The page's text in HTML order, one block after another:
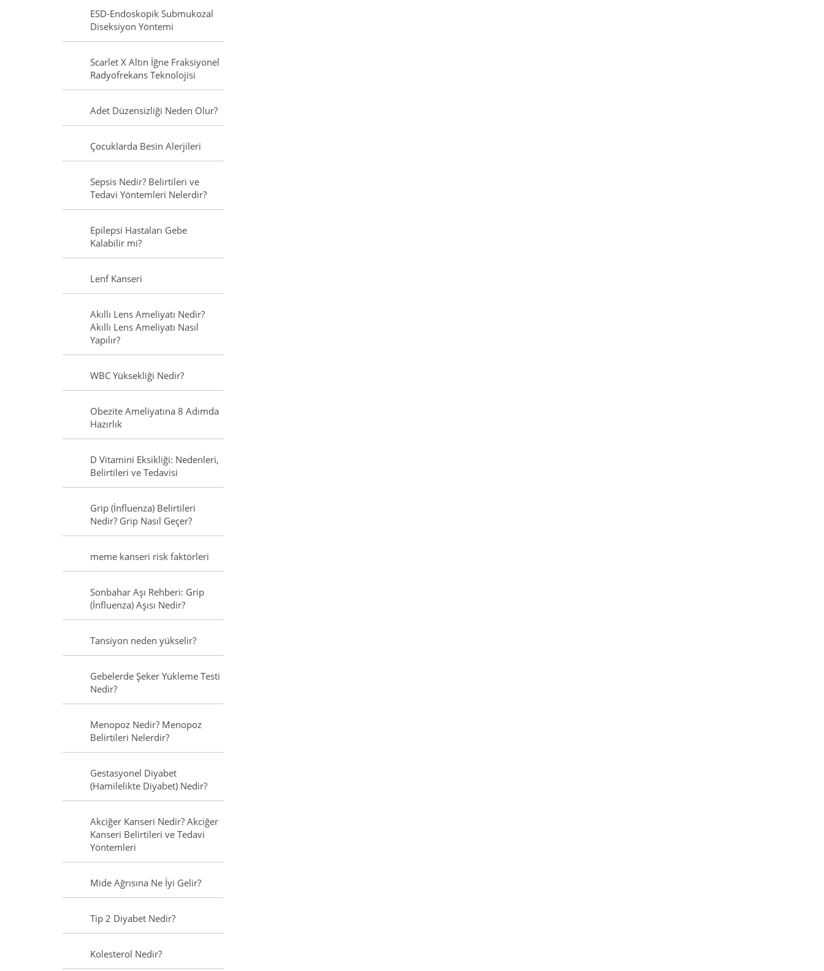
ESD-Endoskopik Submukozal
Diseksiyon Yöntemi
Scarlet X Altın İğne Fraksiyonel
Radyofrekans Teknolojisi
Adet Düzensizliği Neden Olur?
Çocuklarda Besin Alerjileri
Sepsis Nedir? Belirtileri ve
Tedavi Yöntemleri Nelerdir?
Epilepsi Hastaları Gebe
Kalabilir mi?
Lenf Kanseri
Akıllı Lens Ameliyatı Nedir?
Akıllı Lens Ameliyatı Nasıl
Yapılır?
WBC Yüksekliği Nedir?
Obezite Ameliyatına 8 Adımda
Hazırlık
D Vitamini Eksikliği: Nedenleri,
Belirtileri ve Tedavisi
Grip (İnfluenza) Belirtileri
Nedir? Grip Nasıl Geçer?
meme kanseri risk faktörleri
Sonbahar Aşı Rehberi: Grip
(İnfluenza) Aşısı Nedir?
Tansiyon neden yükselir?
Gebelerde Şeker Yükleme Testi
Nedir?
Menopoz Nedir? Menopoz
Belirtileri Nelerdir?
Gestasyonel Diyabet
(Hamilelikte Diyabet) Nedir?
Akciğer Kanseri Nedir? Akciğer
Kanseri Belirtileri ve Tedavi
Yöntemleri
Mide Ağrısına Ne İyi Gelir?
Tip 2 Diyabet Nedir?
Kolesterol Nedir?